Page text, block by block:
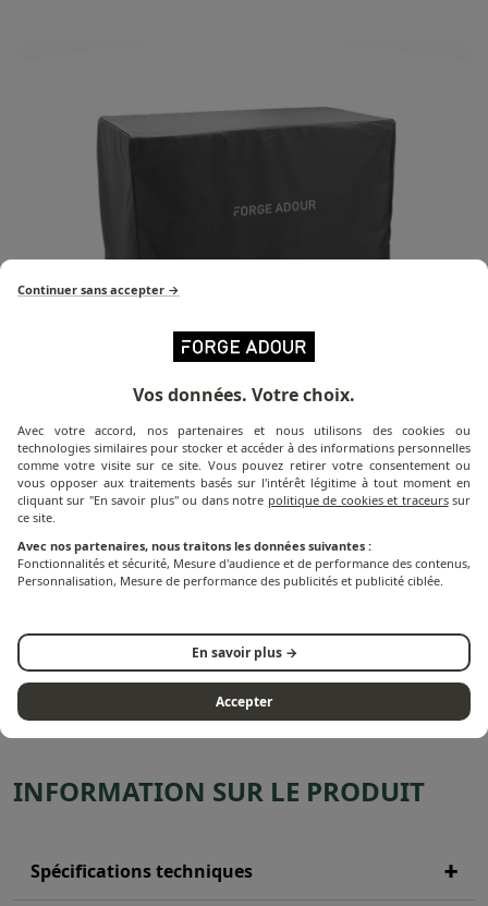
Détail du produit
La housse H 1230 est la housse spécialement conçue
pour protéger votre support des intempéries et des
saletés. Imperméable et résistante aux UV, cette
housse est équipée d'un cordon de serrage sur le bas
Les dimensions de la housse H 1230 sont adaptées à la
table roulante en acier fermé, référence TRCAF N.
INFORMATION SUR LE PRODUIT
Spécifications techniques
Continuer sans accepter →
Vos données. Votre choix.
Avec votre accord, nos partenaires et nous utilisons des cookies ou
technologies similaires pour stocker et accéder à des informations personnelles
comme votre visite sur ce site. Vous pouvez retirer votre consentement ou
vous opposer aux traitements basés sur l'intérêt légitime à tout moment en
cliquant sur "En savoir plus" ou dans notre politique de cookies et traceurssur
ce site.
Avec nos partenaires, nous traitons les données suivantes :
Fonctionnalités et sécurité, Mesure d'audience et de performance des contenus,
Personnalisation, Mesure de performance des publicités et publicité ciblée.
En savoir plus →
Accepter